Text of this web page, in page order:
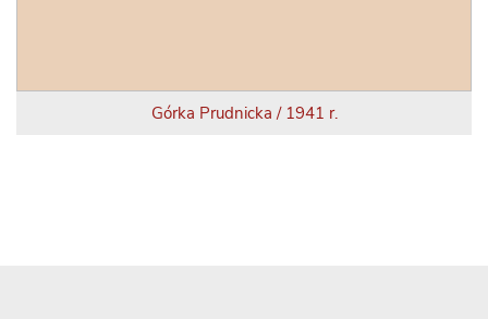
Górka Prudnicka / 1941 r.